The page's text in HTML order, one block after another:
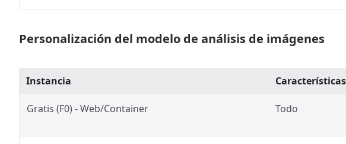
Personalización del modelo de análisis de imágenes
Instancia Características
Gratis (F0) - Web/Container Todo